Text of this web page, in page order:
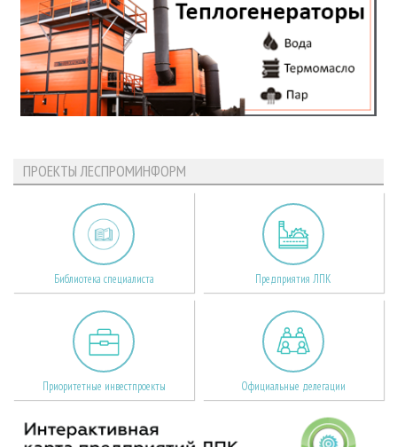
ПРОЕКТЫ ЛЕСПРОМИНФОРМ
Библиотека специалиста Предприятия ЛПК
Приоритетные инвестпроекты Официальные делегации